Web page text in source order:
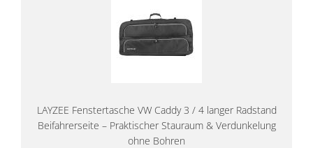
LAYZEE Fenstertasche VW Caddy 3 / 4 langer Radstand
Beifahrerseite – Praktischer Stauraum & Verdunkelung
ohne Bohren